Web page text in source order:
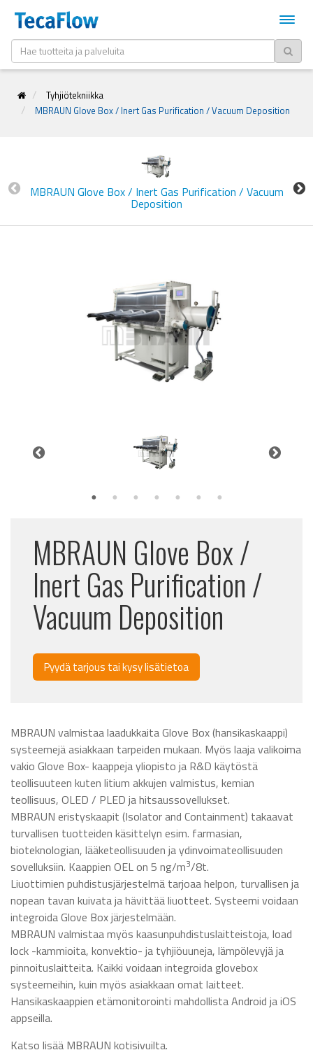
Tyhjiötekniikka
MBRAUN Glove Box / Inert Gas Purification / Vacuum Deposition
MBRAUN Glove Box / Inert Gas Purification / Vacuum
Deposition
MBRAUN Glove Box /
Inert Gas Purification /
Vacuum Deposition
Pyydä tarjous tai kysy lisätietoa
MBRAUN valmistaa laadukkaita Glove Box (hansikaskaappi)
systeemejä asiakkaan tarpeiden mukaan. Myös laaja valikoima
vakio Glove Box- kaappeja yliopisto ja R&D käytöstä
teollisuuteen kuten litium akkujen valmistus, kemian
teollisuus, OLED / PLED ja hitsaussovellukset.
MBRAUN eristyskaapit (Isolator and Containment) takaavat
turvallisen tuotteiden käsittelyn esim. farmasian,
bioteknologian, lääketeollisuuden ja ydinvoimateollisuuden
sovelluksiin. Kaappien OEL on 5 ng/m3/8t.
Liuottimien puhdistusjärjestelmä tarjoaa helpon, turvallisen ja
nopean tavan kuivata ja hävittää liuotteet. Systeemi voidaan
integroida Glove Box järjestelmään.
MBRAUN valmistaa myös kaasunpuhdistuslaitteistoja, load
lock -kammioita, konvektio- ja tyhjiöuuneja, lämpölevyjä ja
pinnoituslaitteita. Kaikki voidaan integroida glovebox
systeemeihin, kuin myös asiakkaan omat laitteet.
Hansikaskaappien etämonitorointi mahdollista Android ja iOS
appseilla.
Katso lisää MBRAUN kotisivuilta.